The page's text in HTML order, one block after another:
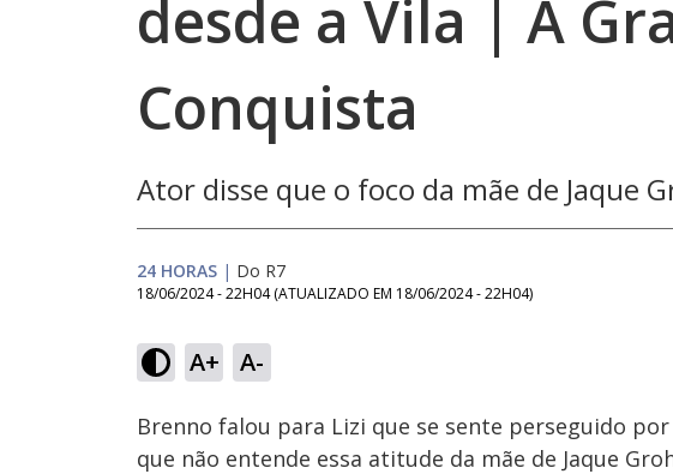
desde a Vila | A
Conquista
Ator disse que o foco da mãe de Jaque
24 HORAS | Do R7
18/06/2024 - 22H04 (ATUALIZADO EM 18/06/2024 - 22H04)
A+ A-
Ativar
Som
Brenno falou para Lizi que se sente perseguido
que não entende essa atitude da mãe de Jaque